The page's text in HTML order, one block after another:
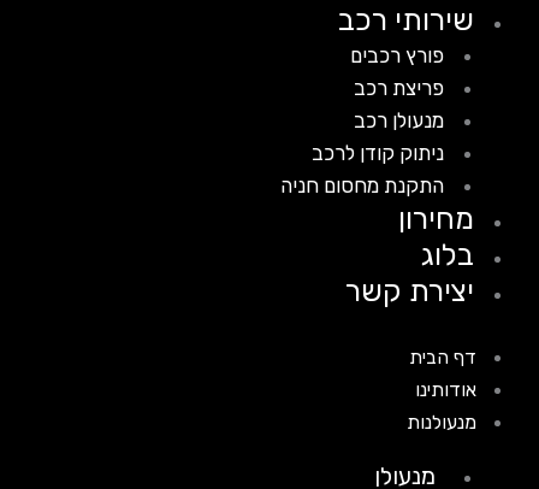
שירותי רכב
פורץ רכבים
פריצת רכב
מנעולן רכב
ניתוק קודן לרכב
התקנת מחסום חניה
מחירון
בלוג
יצירת קשר
דף הבית
אודותינו
מנעולנות
מנעולן